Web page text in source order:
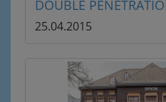
DOUBLE
25.04.2015